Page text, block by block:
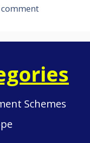
comment
Schemes